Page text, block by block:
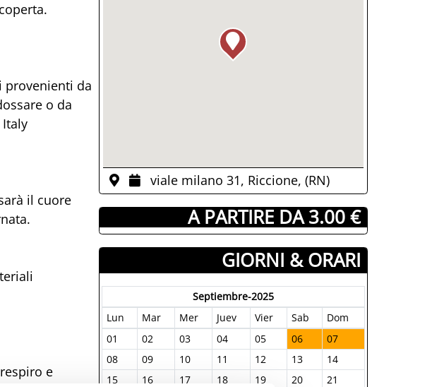
provenienti da
o da
il cuore
e
viale milano 31, Riccione, (RN)
­ A PARTIRE DA 3.00 €
GIORNI & ORARI
Septiembre-2025
Lun
Mar Mer Juev Vier Sab
Dom
01
02 03 04 05 06
07
08
09 10 11 12 13
14
15
16 17 18 19 20
21